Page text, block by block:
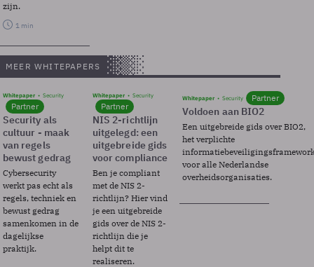
zijn.
1 min
MEER WHITEPAPERS
Whitepaper Security
Partner
Security als
cultuur - maak
van regels
bewust gedrag
Cybersecurity
werkt pas echt als
regels, techniek en
bewust gedrag
samenkomen in de
dagelijkse
praktijk.
Whitepaper Security
Partner
NIS 2-richtlijn
uitgelegd: een
uitgebreide gids
voor compliance
Ben je compliant
met de NIS 2-
richtlijn? Hier vind
je een uitgebreide
gids over de NIS 2-
richtlijn die je
helpt dit te
realiseren.
Whitepaper Security Partner
Voldoen aan BIO2
Een uitgebreide gids over BIO2,
het verplichte
voor alle Nederlandse
overheidsorganisaties.